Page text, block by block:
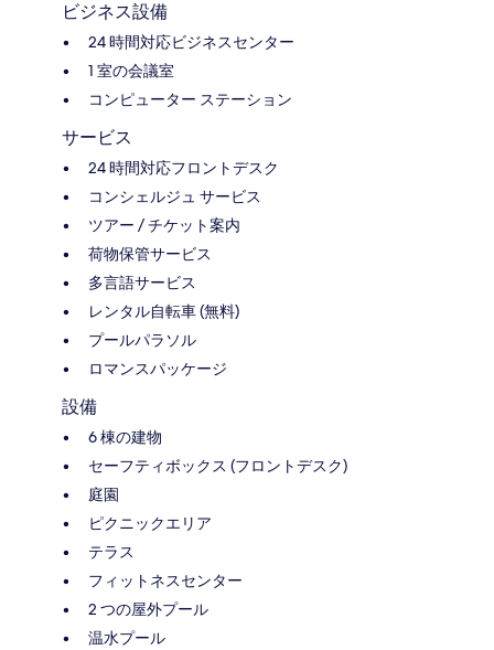
ビジネス設備
24 時間対応ビジネスセンター
1 室の会議室
コンピューター ステーション
サービス
24 時間対応フロントデスク
コンシェルジュ サービス
ツアー / チケット案内
荷物保管サービス
多言語サービス
レンタル自転車 (無料)
プールパラソル
ロマンスパッケージ
設備
6 棟の建物
セーフティボックス (フロントデスク)
庭園
ピクニックエリア
テラス
フィットネスセンター
2 つの屋外プール
温水プール